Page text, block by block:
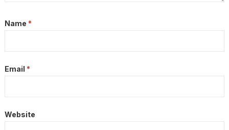
Name *
Email *
Website